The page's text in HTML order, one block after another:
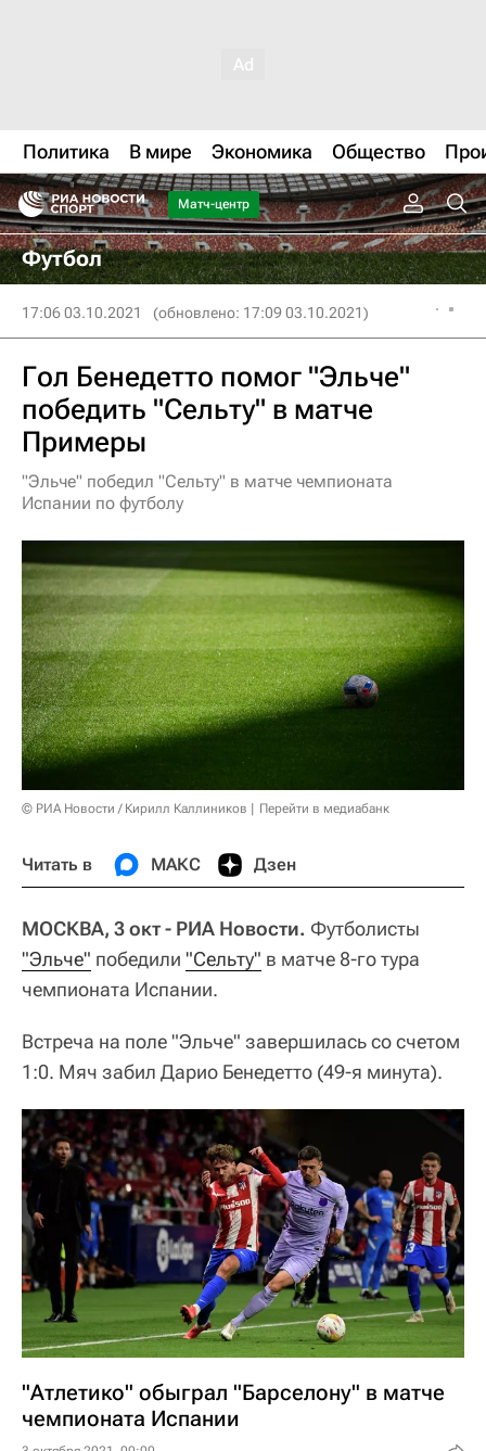
Политика В мире Экономика Общество
Матч-центр
Футбол
17:06 03.10.2021 (обновлено: 17:09 03.10.2021)
Гол Бенедетто помог "Эльче"
победить "Сельту" в матче
Примеры
"Эльче" победил "Сельту" в матче чемпионата
Испании по футболу
© РИА Новости / Кирилл Каллиников Перейти в медиабанк
Читать в МАКС Дзен
МОСКВА, 3 окт - РИА Новости. Футболисты
"Эльче" победили "Сельту" в матче 8-го тура
чемпионата Испании.
Встреча на поле "Эльче" завершилась со счетом
1:0. Мяч забил Дарио Бенедетто (49-я минута).
"Атлетико" обыграл "Барселону" в матче
чемпионата Испании